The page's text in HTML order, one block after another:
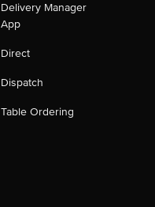
Delivery Manager
App
Direct
Dispatch
Table Ordering